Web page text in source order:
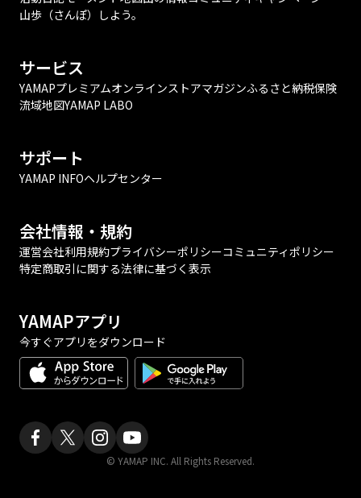
山歩（さんぽ）しよう。
サービス
YAMAPプレミアムオンラインストアマガジンふるさと納税保険
流域地図YAMAP LABO
サポート
YAMAP INFOヘルプセンター
会社情報・規約
運営会社利用規約プライバシーポリシーコミュニティポリシー
特定商取引に関する法律に基づく表示
YAMAPアプリ
今すぐアプリをダウンロード
© YAMAP INC. All Rights Reserved.